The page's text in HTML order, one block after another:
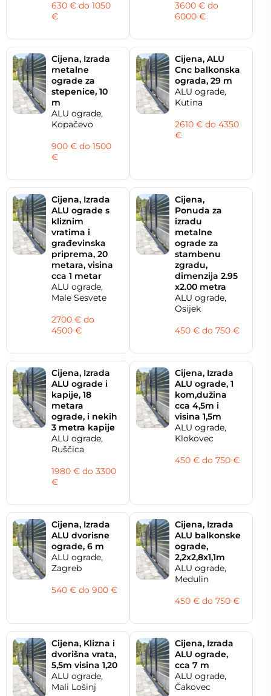
630 € do 1050
€
3600 € do
6000 €
Cijena, Izrada
metalne
ograde za
stepenice, 10
m
ALU ograde,
Kopačevo
900 € do 1500
€
Cijena, ALU
Cnc balkonska
ograda, 29 m
ALU ograde,
Kutina
2610 € do 4350
€
Cijena, Izrada
ALU ograde s
kliznim
vratima i
građevinska
priprema, 20
metara, visina
cca 1 metar
ALU ograde,
Male Sesvete
2700 € do
4500 €
Cijena,
Ponuda za
izradu
metalne
ograde za
stambenu
zgradu,
dimenzija 2.95
x2.00 metra
ALU ograde,
Osijek
450 € do 750 €
Cijena, Izrada
ALU ograde i
kapije, 18
metara
ograde, i nekih
3 metra kapije
ALU ograde,
Ruščica
1980 € do 3300
€
Cijena, Izrada
ALU ograde, 1
kom,dužina
cca 4,5m i
visina 1,5m
ALU ograde,
Klokovec
450 € do 750 €
Cijena, Izrada
ALU dvorisne
ograde, 6 m
ALU ograde,
Zagreb
540 € do 900 €
Cijena, Izrada
ALU balkonske
ograde,
2,2x2,8x1,1m
ALU ograde,
Medulin
450 € do 750 €
Cijena, Klizna i
dvorišna vrata,
5,5m visina 1,20
ALU ograde,
Mali Lošinj
Cijena, Izrada
ALU ograde,
cca 7 m
ALU ograde,
Čakovec